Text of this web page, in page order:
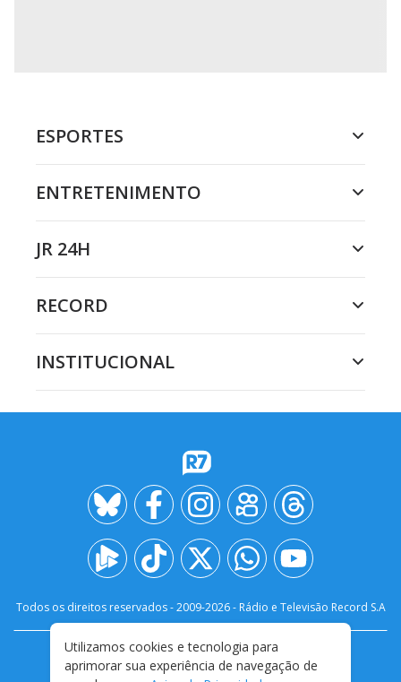
ESPORTES
ENTRETENIMENTO
JR 24H
RECORD
INSTITUCIONAL
Todos os direitos reservados - 2009-2026- Rádio e Televisão Record S.A
FALE CONOSCO
PRIVACIDADE
TERMOS E CONDIÇÕES DE USO
Utilizamos cookies e tecnologia para
aprimorar sua experiência de navegação de